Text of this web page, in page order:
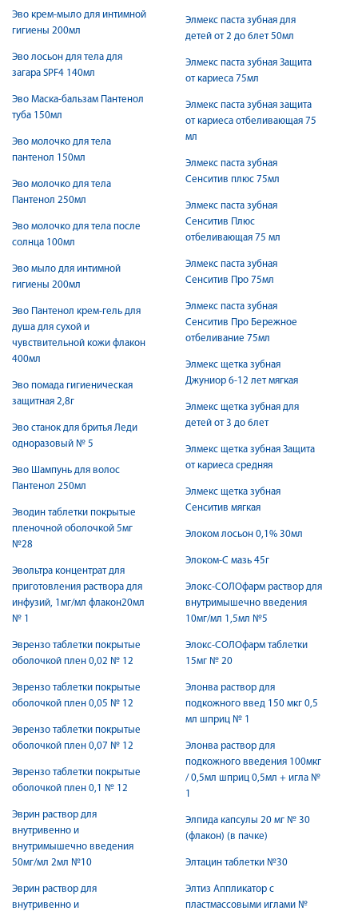
Эво крем-мыло для интимной
гигиены 200мл
Эво лосьон для тела для
загара SPF4 140мл
Эво Маска-бальзам Пантенол
туба 150мл
Эво молочко для тела
пантенол 150мл
Эво молочко для тела
Пантенол 250мл
Эво молочко для тела после
солнца 100мл
Эво мыло для интимной
гигиены 200мл
Эво Пантенол крем-гель для
душа для сухой и
чувствительной кожи флакон
400мл
Эво помада гигиеническая
защитная 2,8г
Эво станок для бритья Леди
одноразовый № 5
Эво Шампунь для волос
Пантенол 250мл
Эводин таблетки покрытые
пленочной оболочкой 5мг
№28
Эвольтра концентрат для
приготовления раствора для
инфузий, 1мг/мл флакон20мл
№ 1
Эврензо таблетки покрытые
оболочкой плен 0,02 № 12
Эврензо таблетки покрытые
оболочкой плен 0,05 № 12
Эврензо таблетки покрытые
оболочкой плен 0,07 № 12
Эврензо таблетки покрытые
оболочкой плен 0,1 № 12
Эврин раствор для
внутривенно и
внутримышечно введения
50мг/мл 2мл №10
Эврин раствор для
внутривенно и
Элмекс паста зубная для
детей от 2 до 6лет 50мл
Элмекс паста зубная Защита
от кариеса 75мл
Элмекс паста зубная защита
от кариеса отбеливающая 75
мл
Элмекс паста зубная
Сенситив плюс 75мл
Элмекс паста зубная
Сенситив Плюс
отбеливающая 75 мл
Элмекс паста зубная
Сенситив Про 75мл
Элмекс паста зубная
Сенситив Про Бережное
отбеливание 75мл
Элмекс щетка зубная
Джуниор 6-12 лет мягкая
Элмекс щетка зубная для
детей от 3 до 6лет
Элмекс щетка зубная Защита
от кариеса средняя
Элмекс щетка зубная
Сенситив мягкая
Элоком лосьон 0,1% 30мл
Элоком-С мазь 45г
Элокс-СОЛОфарм раствор для
внутримышечно введения
10мг/мл 1,5мл №5
Элокс-СОЛОфарм таблетки
15мг № 20
Элонва раствор для
подкожного введ 150 мкг 0,5
мл шприц № 1
Элонва раствор для
подкожного введения 100мкг
/ 0,5мл шприц 0,5мл + игла №
1
Элпида капсулы 20 мг № 30
(флакон) (в пачке)
Элтацин таблетки №30
Элтиз Аппликатор с
пластмассовыми иглами №